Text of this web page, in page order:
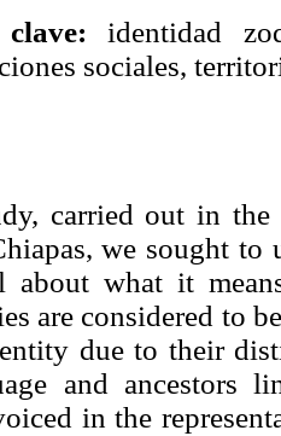
identidad
sociales,
carried out in the
we sought to
about what it
are considered to
due to their
and ancestors
in the